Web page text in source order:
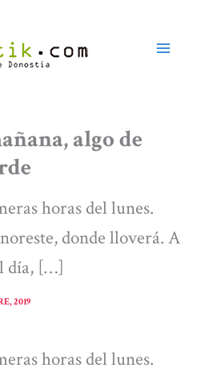
algo de
horas del lunes.
donde lloverá. A
día, […]
2019
horas del lunes.